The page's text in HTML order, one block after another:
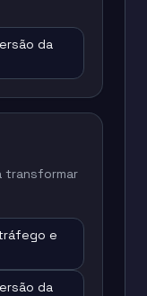
da
transformar
e
da